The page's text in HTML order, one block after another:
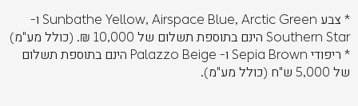
* צבע Sunbathe Yellow, Airspace Blue, Arctic Green ו-
Southern Star הינם בתוספת תשלום של 10,000 ₪. (כולל מע"מ)
* ריפודי Sepia Brown ו- Palazzo Beige הינם בתוספת תשלום
של 5,000 ש"ח (כולל מע"מ).